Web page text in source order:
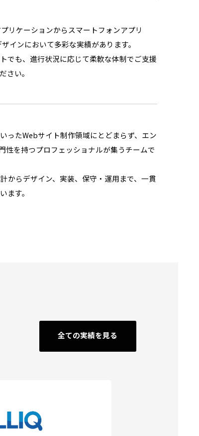
リケーションからスマートフォンアプリ
インにおいて多彩な実績があります。
でも、進行状況に応じて柔軟な体制でご支援
さい。
ったWebサイト制作領域にとどまらず、エン
性を持つプロフェッショナルが集うチームで
からデザイン、実装、保守・運用まで、一貫
ます。
全ての実績を見る